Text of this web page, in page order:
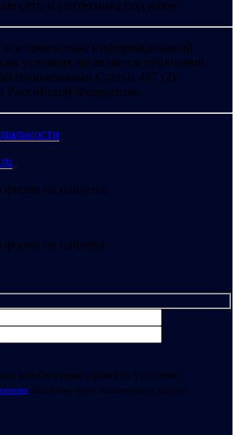
сети и сантехника под ключ
исключительно информационный
условиях не является публичной
положениями Статьи 437 (2)
Российской Федерации.
форма не найдена.
форма не найдена.
необходимо принять условия:
обработки своих персональных данных